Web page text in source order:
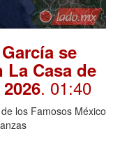
se
La Casa de
. 01:40
los Famosos México